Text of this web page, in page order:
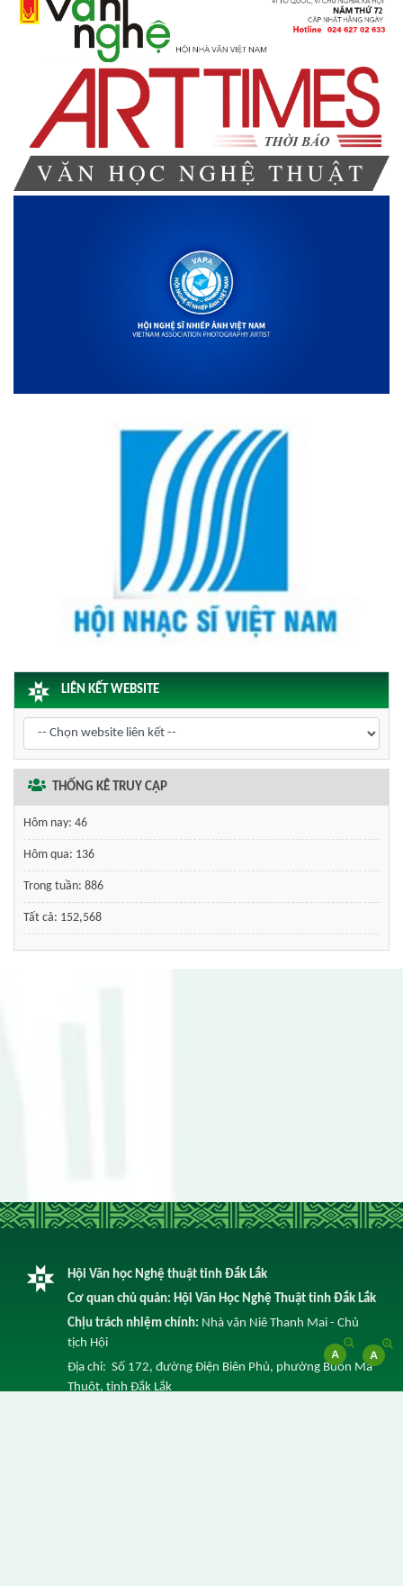
LIÊN KẾT WEBSITE
THỐNG KÊ TRUY CẬP
Hôm nay: 46
Hôm qua: 136
Trong tuần: 886
Tất cả: 152,568
Hội Văn học Nghệ thuật tỉnh Đắk Lắk
Cơ quan chủ quản: Hội Văn Học Nghệ Thuật tỉnh Đắk Lắk
Chịu trách nhiệm chính: Nhà văn Niê Thanh Mai - Chủ
tịch Hội
Địa chỉ: Số 172, đường Điện Biên Phủ, phường Buôn Ma
Thuột, tỉnh Đắk Lắk